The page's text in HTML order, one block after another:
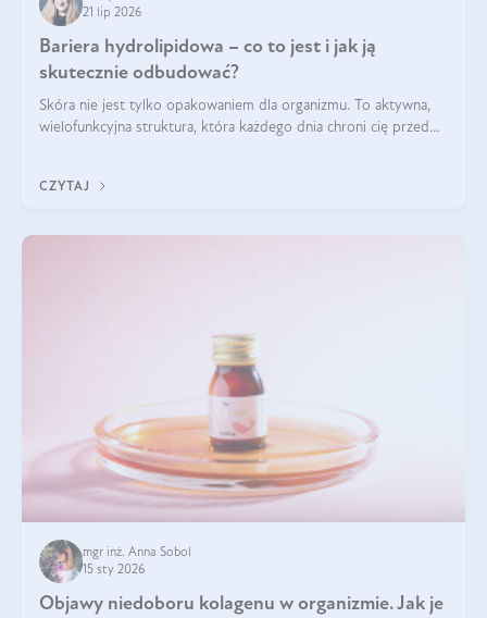
21 lip 2026
Bariera hydrolipidowa – co to jest i jak ją
skutecznie odbudować?
Skóra nie jest tylko opakowaniem dla organizmu. To aktywna,
wielofunkcyjna struktura, która każdego dnia chroni cię przed
bariera hydrolipidowa.
CZYTAJ
mgr inż. Anna Sobol
15 sty 2026
Objawy niedoboru kolagenu w organizmie. Jak je